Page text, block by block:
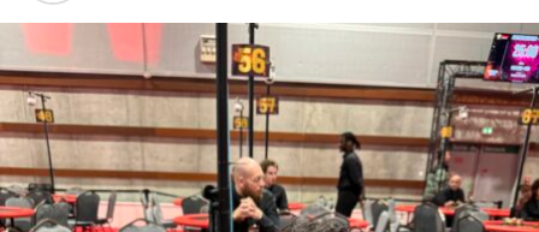
Chipcount à la fin du Day 1A :
Guillaume Darcourt 220 100
Michel Abécassis 121 900
Tobias Wagner 120 000
Bruno Benveniste 110 700
Ilan Boujenah 109 900
Marc Inizan 107 800
Jérôme Zerbib 101 900